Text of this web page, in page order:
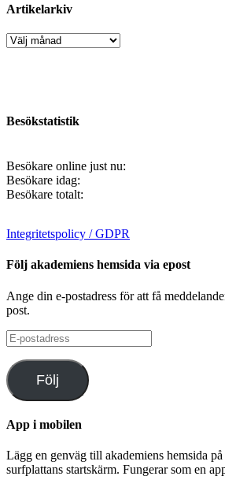
Artikelarkiv
Artikelarkiv
Besökstatistik
Besökare online just nu:
Besökare idag:
Besökare totalt:
Integritetspolicy / GDPR
Följ akademiens hemsida via epost
Ange din e-postadress för att få
post.
E-
postadress
Följ
App i mobilen
Lägg en genväg till akademiens hemsida
surfplattans startskärm. Fungerar som en